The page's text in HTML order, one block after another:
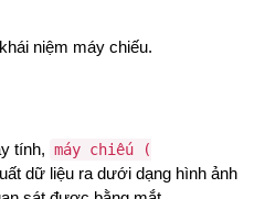
niệm máy chiếu.
tính, máy chiếu (
dữ liệu ra dưới dạng hình ảnh